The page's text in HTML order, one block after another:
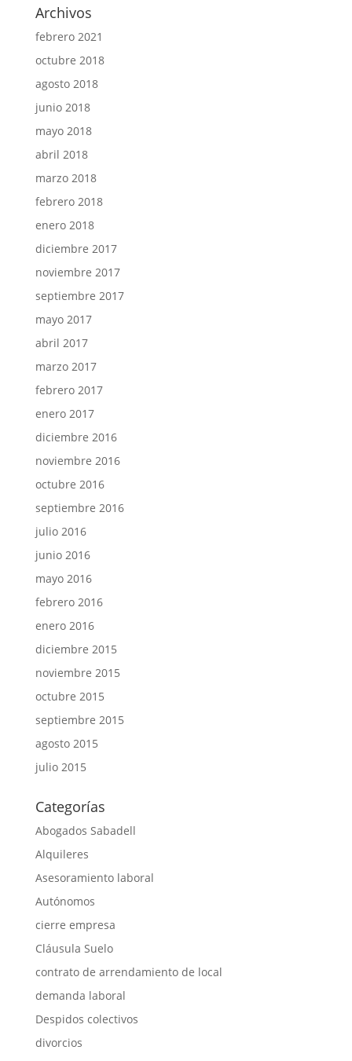
Archivos
febrero 2021
octubre 2018
agosto 2018
junio 2018
mayo 2018
abril 2018
marzo 2018
febrero 2018
enero 2018
diciembre 2017
noviembre 2017
septiembre 2017
mayo 2017
abril 2017
marzo 2017
febrero 2017
enero 2017
diciembre 2016
noviembre 2016
octubre 2016
septiembre 2016
julio 2016
junio 2016
mayo 2016
febrero 2016
enero 2016
diciembre 2015
noviembre 2015
octubre 2015
septiembre 2015
agosto 2015
julio 2015
Categorías
Abogados Sabadell
Alquileres
Asesoramiento laboral
Autónomos
cierre empresa
Cláusula Suelo
contrato de arrendamiento de local
demanda laboral
Despidos colectivos
divorcios